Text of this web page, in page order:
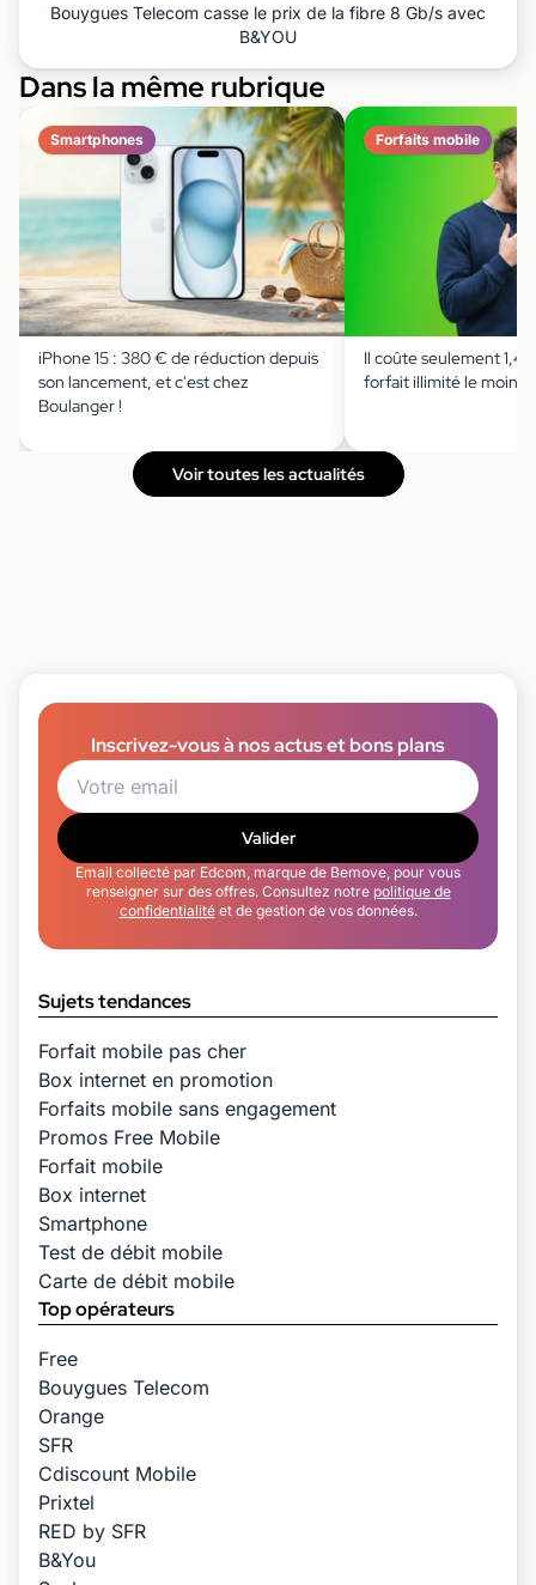
Bouygues Telecom casse le prix de la fibre 8 Gb/s avec
B&YOU
Dans la même rubrique
Smartphones
iPhone 15 : 380 € de réduction depuis
son lancement, et c'est chez
Boulanger !
Forfaits mobile
Il coûte seulement
forfait illimité le moins
Voir toutes les actualités
Inscrivez-vous à nos actus et bons plans
Valider
Email collecté par Edcom, marque de Bemove, pour vous
renseigner sur des offres. Consultez notre politique de
confidentialitéet de gestion de vos données.
Sujets tendances
Forfait mobile pas cher
Box internet en promotion
Forfaits mobile sans engagement
Promos Free Mobile
Forfait mobile
Box internet
Smartphone
Test de débit mobile
Carte de débit mobile
Top opérateurs
Free
Bouygues Telecom
Orange
SFR
Cdiscount Mobile
Prixtel
RED by SFR
B&You